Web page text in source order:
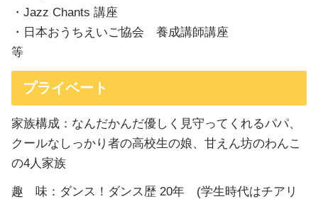
・Jazz Chants 講座
・日本おうちえいご協会 養成講師講座
等
プライベート
家族構成：なんだかんだ優しく見守ってくれるパパ、
クールなしっかり者の高校生の娘、甘えん坊のわんこ
の4人家族
趣 味：ダンス！ダンス歴 20年 (学生時代はチアリ